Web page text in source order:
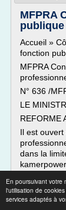
En poursuivant votre
l'utilisation de
services adaptés à
MFPRA
publique
Accueil »
fonction
MFPRA
N° 636 /
LE
REFORME
Il est
dans la
MFPRA